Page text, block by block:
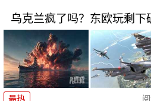
乌克兰疯了吗？东欧玩剩下